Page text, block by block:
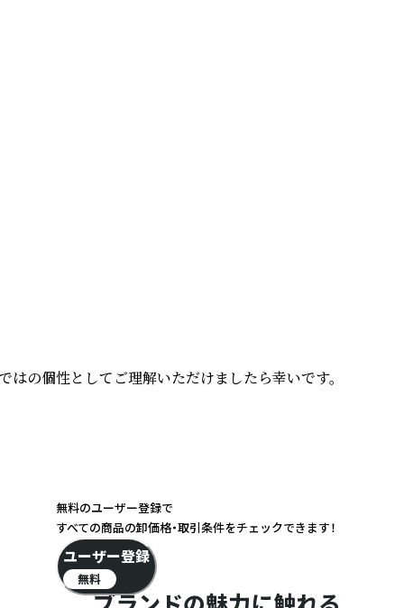
はの個性としてご理解いただけましたら幸いです。
無料のユーザー登録で
すべての商品の卸価格・取引条件をチェックできます！
ユーザー登録
無料